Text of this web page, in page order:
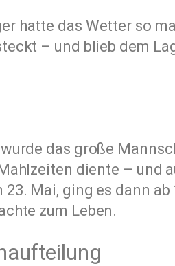
hatte das Wetter so
– und blieb dem
das große
diente – und
Mai, ging es dann
zum Leben.